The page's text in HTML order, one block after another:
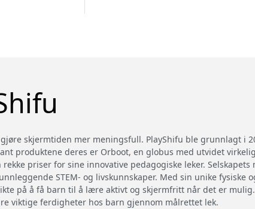
skjermtiden mer meningsfull. PlayShifu ble grunnlagt i
produktene deres er Orboot, en globus med utvidet
priser for sine innovative pedagogiske leker. Selskapets
STEM- og livskunnskaper. Med sin unike fysiske
på å få barn til å lære aktivt og skjermfritt når det er mulig.
viktige ferdigheter hos barn gjennom målrettet lek.